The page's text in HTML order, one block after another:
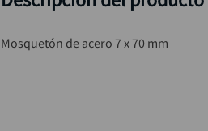
Mosquetón de acero 7 x 70 mm